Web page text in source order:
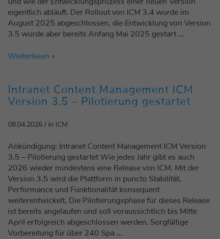
eigentlich abläuft. Der Rollout von ICM 3.4 wurde im
August 2025 abgeschlossen, die Entwicklung von Version
3.5 wurde aber bereits Anfang Mai 2025 gestart ...
Weiterlesen »
Intranet Content Management ICM
Version 3.5 – Pilotierung gestartet
08.04.2026 / in ICM
Ankündigung: Intranet Content Management ICM Version
3.5 – Pilotierung gestartet Wie jedes Jahr gibt es auch
2026 wieder mindestens eine Release von ICM. Mit der
Version 3.5 wird die Plattform in puncto Stabilität,
Performance und Funktionalität konsequent
weiterentwickelt. Die Pilotierungsphase für dieses Release
ist bereits angelaufen und soll voraussichtlich bis Mitte
April erfolgreich abgeschlossen werden. Sorgfältige
Vorbereitung für über 240 Spa ...